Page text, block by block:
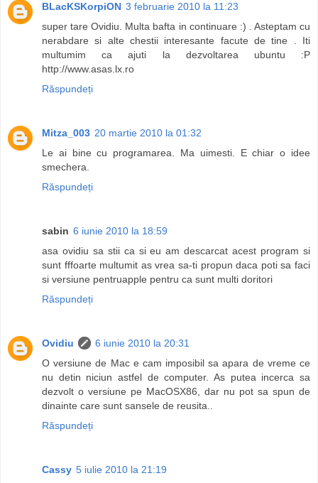
BLacKSKorpiON 3 februarie 2010 la 11:23
super tare Ovidiu. Multa bafta in continuare :) . Asteptam cu
nerabdare si alte chestii interesante facute de tine . Iti
multumim ca ajuti la dezvoltarea ubuntu :P
http://www.asas.lx.ro
Răspundeți
Mitza_003 20 martie 2010 la 01:32
Le ai bine cu programarea. Ma uimesti. E chiar o idee
smechera.
Răspundeți
sabin 6 iunie 2010 la 18:59
asa ovidiu sa stii ca si eu am descarcat acest program si
sunt fffoarte multumit as vrea sa-ti propun daca poti sa faci
si versiune pentruapple pentru ca sunt multi doritori
Răspundeți
Ovidiu
6 iunie 2010 la 20:31
O versiune de Mac e cam imposibil sa apara de vreme ce
nu detin niciun astfel de computer. As putea incerca sa
dezvolt o versiune pe MacOSX86, dar nu pot sa spun de
dinainte care sunt sansele de reusita..
Răspundeți
Cassy 5 iulie 2010 la 21:19